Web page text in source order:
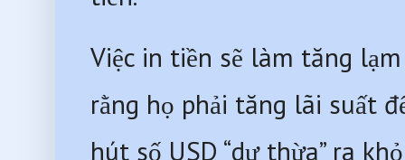
Việc in tiền sẽ làm tăng
rằng họ phải tăng lãi suất
hút số USD “dư thừa” ra